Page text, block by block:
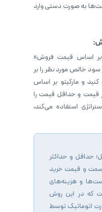
به صورت دستی وارد
بر اساس قیمت فروش»
خالص مورد نظر را بر
و مارکیتو بر اساس
قیمت و حداقل قیمت را
استفاده می‌کند،
حداقل و حداکثر
و قیمت خرید
و هزینه‌های
که در این روش
اتوماتیک توسط